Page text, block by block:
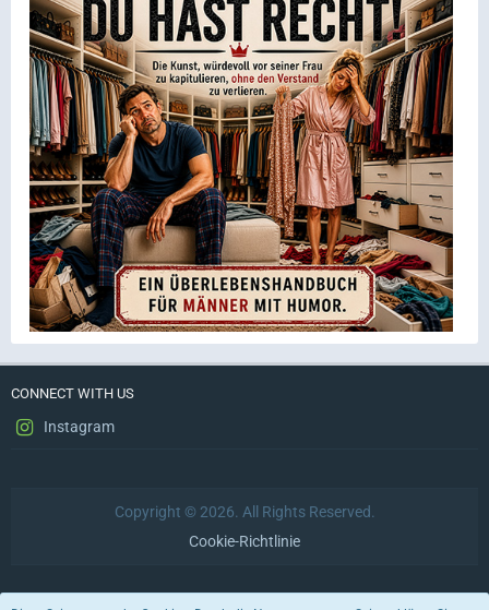
CONNECT WITH US
Instagram
Copyright © 2026. All Rights Reserved.
Cookie-Richtlinie
Datenschutzerklärung Impressum Nutzungsbedingungen